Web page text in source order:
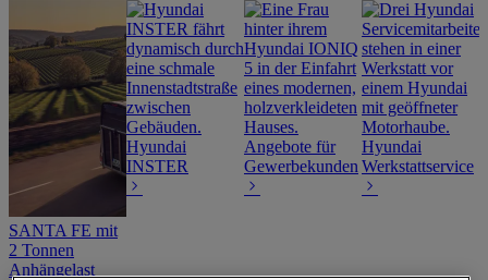
SANTA FE mit
2 Tonnen
Anhängelast
Hyundai
INSTER
Angebote für
Gewerbekunden
Hyundai
Werkstattservice